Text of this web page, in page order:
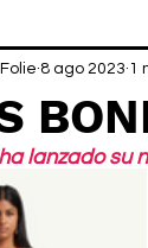
8 ago 2023 1
lanzado su